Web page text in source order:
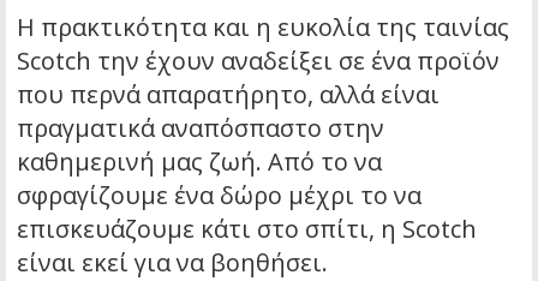
Η πρακτικότητα και η ευκολία της ταινίας
Scotch την έχουν αναδείξει σε ένα προϊόν
που περνά απαρατήρητο, αλλά είναι
πραγματικά αναπόσπαστο στην
καθημερινή μας ζωή. Από το να
σφραγίζουμε ένα δώρο μέχρι το να
επισκευάζουμε κάτι στο σπίτι, η Scotch
είναι εκεί για να βοηθήσει.